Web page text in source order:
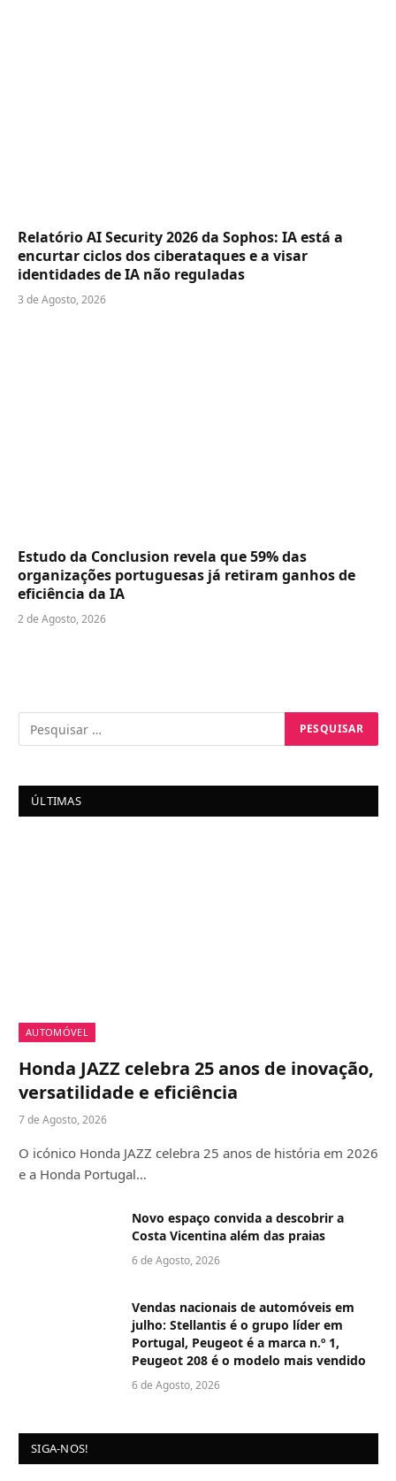
Relatório AI Security 2026 da Sophos: IA está a
encurtar ciclos dos ciberataques e a visar
identidades de IA não reguladas
3 de Agosto, 2026
Estudo da Conclusion revela que 59% das
organizações portuguesas já retiram ganhos de
eficiência da IA
2 de Agosto, 2026
ÚLTIMAS
AUTOMÓVEL
Honda JAZZ celebra 25 anos de inovação,
versatilidade e eficiência
7 de Agosto, 2026
O icónico Honda JAZZ celebra 25 anos de história em 2026
e a Honda Portugal…
Novo espaço convida a descobrir a
Costa Vicentina além das praias
6 de Agosto, 2026
Vendas nacionais de automóveis em
julho: Stellantis é o grupo líder em
Portugal, Peugeot é a marca n.º 1,
Peugeot 208 é o modelo mais vendido
6 de Agosto, 2026
SIGA-NOS!